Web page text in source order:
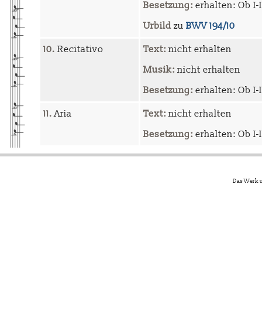
Besetzung: erhalten: Ob I-
Urbild zu BWV 194/10
10. Recitativo Text: nicht erhalten
Musik: nicht erhalten
Besetzung: erhalten: Ob I-
11.Aria Text: nicht erhalten
Besetzung: erhalten: Ob I-
Das Werk